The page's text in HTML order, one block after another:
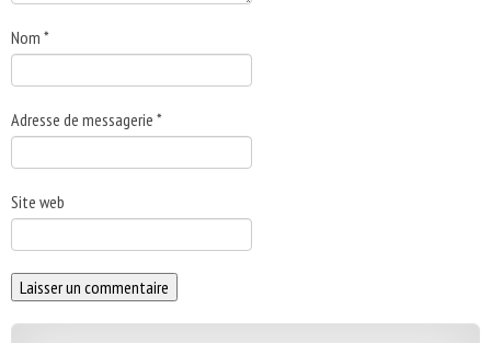
Nom *
Adresse de messagerie *
Site web